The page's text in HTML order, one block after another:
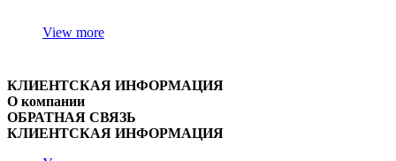
View more
КЛИЕНТСКАЯ ИНФОРМАЦИЯ
О компании
ОБРАТНАЯ СВЯЗЬ
КЛИЕНТСКАЯ ИНФОРМАЦИЯ